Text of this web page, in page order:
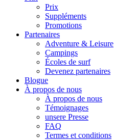
Prix
Suppléments
Promotions
Partenaires
Adventure & Leisure
Campings
Écoles de surf
Devenez partenaires
Blogue
À propos de nous
À propos de nous
Témoignages
unsere Presse
FAQ
Termes et conditions